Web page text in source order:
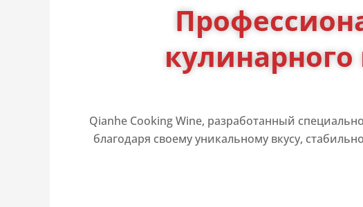
Qianhe Cooking Wine, разработанный
благодаря своему уникальному вкусу,